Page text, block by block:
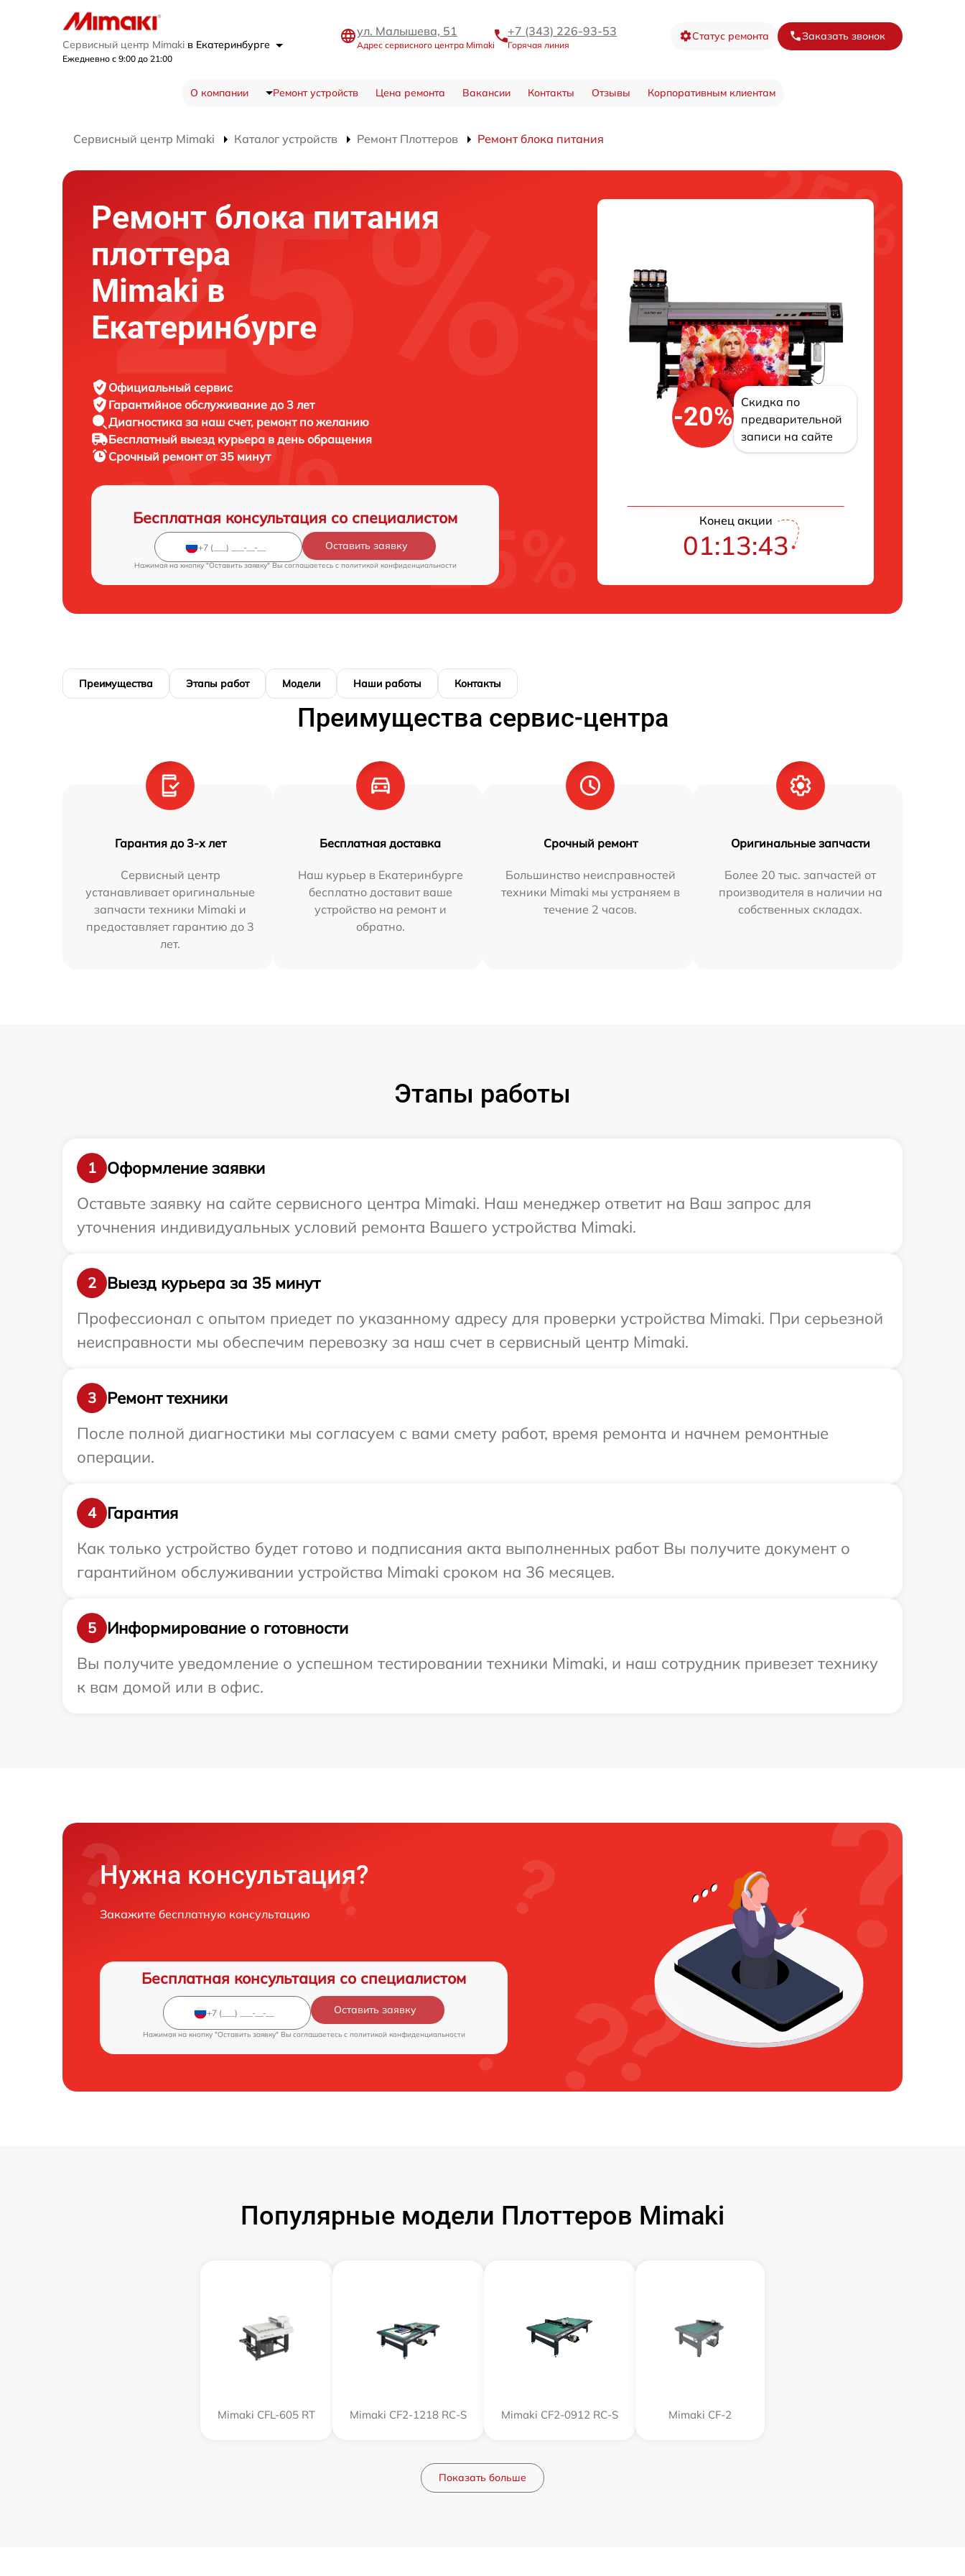
Сервисный центр Mimaki в Екатеринбурге
Ежедневно с 9:00 до 21:00
ул. Малышева, 51
Адрес сервисного центра Mimaki
+7 (343) 226-93-53
Горячая линия
Статус ремонта Заказать звонок
О компании Ремонт устройств Цена ремонта Вакансии Контакты Отзывы Корпоративным клиентам
Сервисный центр Mimaki Каталог устройств Ремонт Плоттеров Ремонт блока питания
Ремонт блока питания
плоттера
Mimaki в
Екатеринбурге
Официальный сервис
Гарантийное обслуживание до 3 лет
Диагностика за наш счет, ремонт по желанию
Бесплатный выезд курьера в день обращения
Срочный ремонтот 35 минут
Бесплатная консультация со специалистом
Оставить заявку
Нажимая на кнопку "Оставить заявку" Вы соглашаетесь c политикой конфиденциальности
-20%
Скидка по
предварительной
записи на сайте
Конец акции
01:13:42
Преимущества Этапы работ Модели Наши работы Контакты
Преимущества сервис-центра
Гарантия до 3-х лет
Сервисный центр
устанавливает оригинальные
запчасти техники Mimaki и
предоставляет гарантию до 3
лет.
Бесплатная доставка
Наш курьер в Екатеринбурге
бесплатно доставит ваше
устройство на ремонт и
обратно.
Срочный ремонт
Большинство неисправностей
техники Mimaki мы устраняем в
течение 2 часов.
Оригинальные запчасти
Более 20 тыс. запчастей от
производителя в наличии на
собственных складах.
Этапы работы
1
Оформление заявки
Оставьте заявку на сайте сервисного центра Mimaki. Наш менеджер ответит на Ваш запрос для
уточнения индивидуальных условий ремонта Вашего устройства Mimaki.
2
Выезд курьера за 35 минут
Профессионал с опытом приедет по указанному адресу для проверки устройства Mimaki. При серьезной
неисправности мы обеспечим перевозку за наш счет в сервисный центр Mimaki.
3
Ремонт техники
После полной диагностики мы согласуем с вами смету работ, время ремонта и начнем ремонтные
операции.
4
Гарантия
Как только устройство будет готово и подписания акта выполненных работ Вы получите документ о
гарантийном обслуживании устройства Mimaki сроком на 36 месяцев.
5
Информирование о готовности
Вы получите уведомление о успешном тестировании техники Mimaki, и наш сотрудник привезет технику
к вам домой или в офис.
Нужна консультация?
Закажите бесплатную консультацию
Бесплатная консультация со специалистом
Оставить заявку
Нажимая на кнопку "Оставить заявку" Вы соглашаетесь c политикой конфиденциальности
Популярные модели Плоттеров Mimaki
Mimaki CFL-605 RT Mimaki CF2-1218 RC-S Mimaki CF2-0912 RC-S Mimaki CF-2
Показать больше